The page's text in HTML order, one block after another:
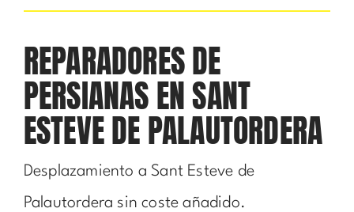
REPARADORES DE
PERSIANAS EN SANT
ESTEVE DE PALAUTORDERA
Desplazamiento a Sant Esteve de
Palautordera sin coste añadido.